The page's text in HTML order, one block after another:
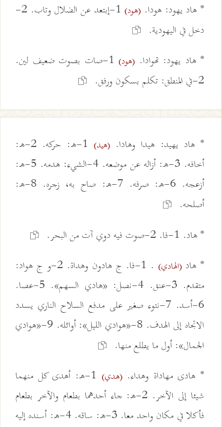
* هاد يهود: هودا. (هود)
1-إبتعد عن الضلال وتاب. 2-
دخل في اليهودية.
* هاد يهود: تهوادا. (هود)
1-صات بصوت ضعيف لين.
2-في المنطق: تكلم بسكون ورفق.
* هاد يهيد: هيدا وهادا.(هيد)
1-ه: حركه. 2-ه:
أخافه. 3-ه: أزاله عن موضعه. 4-الشيء: هدمه. 5-ه:
أزعجه. 6-ه: صرفه. 7-ه: صاح به، زجره. 8-ه:
أصلحه.
* هاد. 1-فا. 2-صوت فيه دوي آت من البحر.
* هاد(الهادي)
. 1-فا. ج هادون وهداة. 2-و ج هواد:
متقدم. 3-عنق. 4-نصل: «هادي السهم». 5-عصا.
6-أسد. 7-نتوء صغير على مدفع السلاح الناري يسدد
الاتجاه إلى الهدف. 8-«هوادي الليل»: أوائله. 9-«هوادي
الجمال»: أول ما يطلع منها.
* هادى مهاداة وهداء.(هدي)
1-ه: أهدى كل منهما
شيئا إلى الآخر. 2-ه: جاء أحدهما بطعام والآخر بطعام
فأكلا في مكان واحد معا. 3-ه: ساقه. 4-ه: أسنده إليه